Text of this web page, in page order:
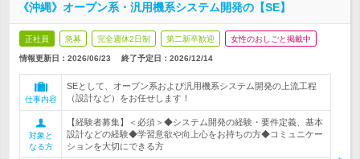
《沖縄》オープン系・汎用機系システム開発の【SE】
正社員 急募 完全週休2日制 第二新卒歓迎 女性のおしごと掲載中
情報更新日：2026/06/23 終了予定日： 2026/12/14
仕事内容
SEとして、オープン系および汎用機系システム開発の上流工程
（設計など）をお任せします！
対象と
なる方
【経験者募集】＜必須＞◆システム開発の経験・要件定義、基本
設計などの経験◆学習意欲や向上心をお持ちの方◆コミュニケー
ションを大切にできる方